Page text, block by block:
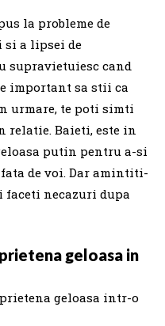
la probleme de
si a lipsei de
supravietuiesc cand
important sa stii ca
urmare, te poti simti
relatie. Baieti, este in
putin pentru a-si
de voi. Dar amintiti-
faceti necazuri dupa
geloasa in
geloasa intr-o